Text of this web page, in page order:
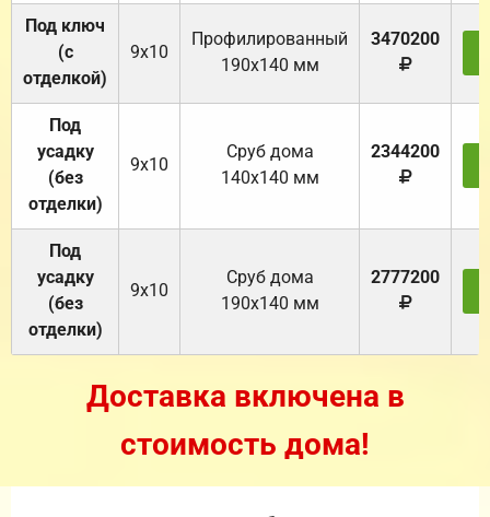
Под ключ
(с
отделкой)
9х10
Профилированный
190х140 мм
3470200
Под
усадку
(без
отделки)
9х10
Cруб дома
140х140 мм
2344200
Под
усадку
(без
отделки)
9х10
Cруб дома
190х140 мм
2777200
Доставка включена в
стоимость дома!